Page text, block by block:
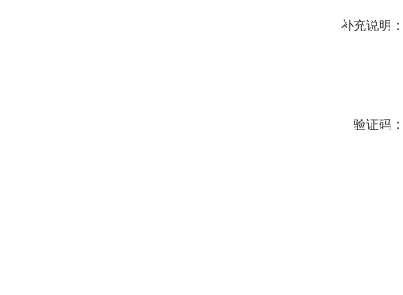
补充说明：
验证码：